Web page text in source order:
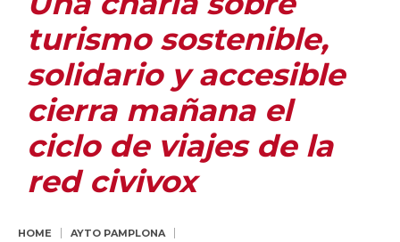
turismo sostenible,
solidario y accesible
cierra mañana el
ciclo de viajes de la
red civivox
HOME
AYTO PAMPLONA